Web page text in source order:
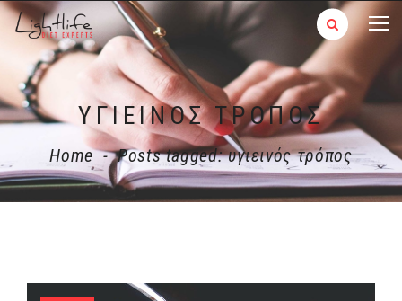
ΥΓΙΕΙΝΌΣ ΤΡΌΠΟΣ
Home - Posts tagged: υγιεινός τρόπος